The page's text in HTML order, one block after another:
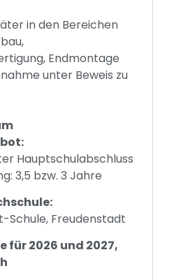
in den Bereichen
Endmontage
unter Beweis zu
Hauptschulabschluss
3,5 bzw. 3 Jahre
Schule, Freudenstadt
2026 und 2027,